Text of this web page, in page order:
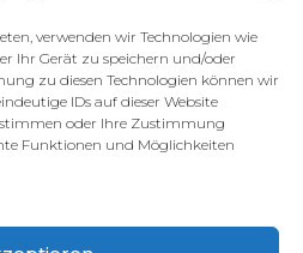
verwenden wir Technologien wie
Ihr Gerät zu speichern und/oder
zu diesen Technologien können wir
IDs auf dieser Website
oder Ihre Zustimmung
Funktionen und Möglichkeiten
auf Sardinien –
Erfahrung
Sardinien